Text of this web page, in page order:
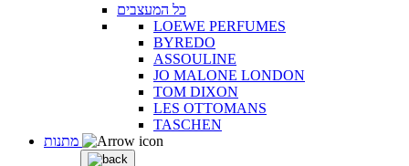
כל המעצבים
LOEWE PERFUMES
BYREDO
ASSOULINE
JO MALONE LONDON
TOM DIXON
LES OTTOMANS
TASCHEN